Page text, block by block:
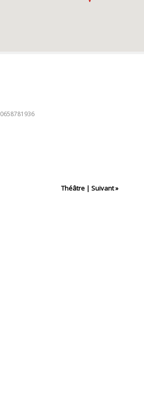
0658781936
Théâtre | Suivant »